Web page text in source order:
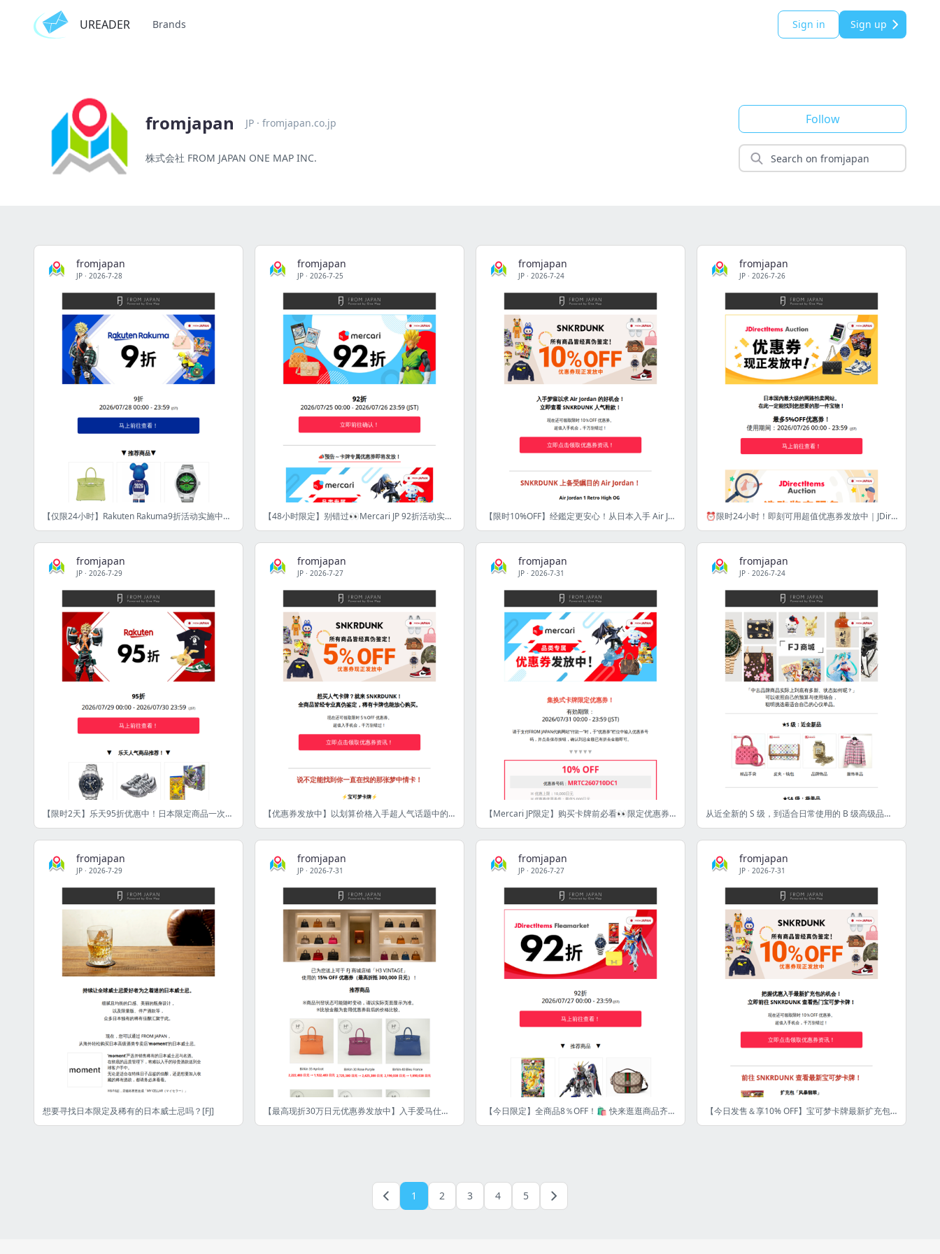
UREADER Brands Sign in Sign up
fromjapan JP · fromjapan.co.jp
株式会社 FROM JAPAN ONE MAP INC.
Follow
fromjapan
JP · 2026-7-28
【仅限24小时】Rakuten Rakuma9折活动实施中！要以优惠价格入手就趁现在！ [FJ]
fromjapan
JP · 2026-7-25
【48小时限定】别错过👀Mercari JP 92折活动实施中！ [FJ]
fromjapan
JP · 2026-7-24
【限时10%OFF】经鑑定更安心！从日本入手 Air Jordan [FJ]
fromjapan
JP · 2026-7-26
⏰限时24小时！即刻可用超值优惠券发放中｜JDirectItems Auction [FJ]
fromjapan
JP · 2026-7-29
【限时2天】乐天95折优惠中！日本限定商品一次GET！ [FJ]
fromjapan
JP · 2026-7-27
【优惠券发放中】以划算价格入手超人气话题中的稀有卡牌！ [FJ]
fromjapan
JP · 2026-7-31
【Mercari JP限定】购买卡牌前必看👀限定优惠券发放中 [FJ]
fromjapan
JP · 2026-7-24
从近全新的 S 级，到适合日常使用的 B 级高级品牌商品，一次带你看懂！⭐
fromjapan
JP · 2026-7-29
想要寻找日本限定及稀有的日本威士忌吗？[FJ]
fromjapan
JP · 2026-7-31
【最高现折30万日元优惠券发放中】入手爱马仕的绝佳机会🔥
fromjapan
JP · 2026-7-27
【今日限定】全商品8％OFF！🛍️ 快来逛逛商品齐全的日本淘宝圣地 JDirectItems Fleamarket！ [FJ]
fromjapan
JP · 2026-7-31
【今日发售＆享10% OFF】宝可梦卡牌最新扩充包登场！[FJ]
1 2 3 4 5